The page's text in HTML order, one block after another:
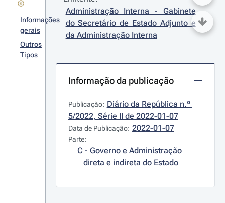
Informações
gerais
Outros
Tipos
Administração Interna - Gabinete
do Secretário de Estado Adjunto e
da Administração Interna
Informação da publicação
Publicação: Diário da República n.º
5/2022, Série II de 2022-01-07
Data de Publicação: 2022-01-07
Parte:
C - Governo e Administração
direta e indireta do Estado